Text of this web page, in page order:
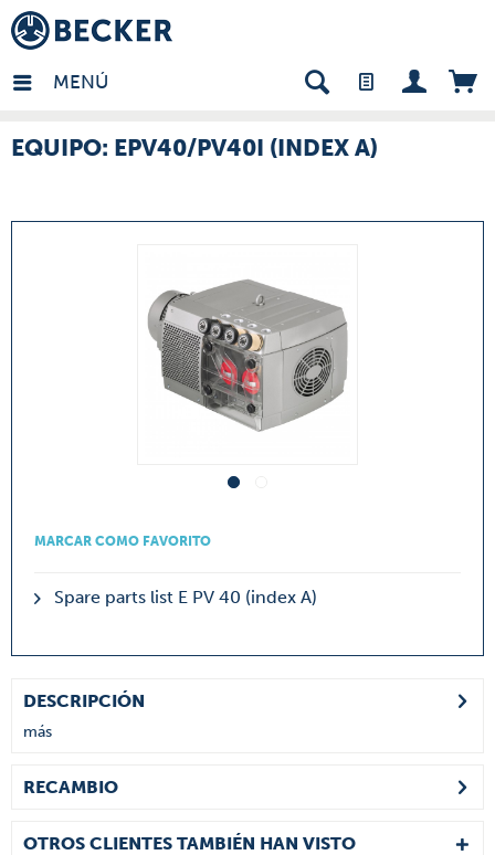
MENÚ
- ES
EQUIPO: EPV40/PV40I (INDEX A)
MARCAR COMO FAVORITO
Spare parts list E PV 40 (index A)
DESCRIPCIÓN
más
RECAMBIO
OTROS CLIENTES TAMBIÉN HAN VISTO